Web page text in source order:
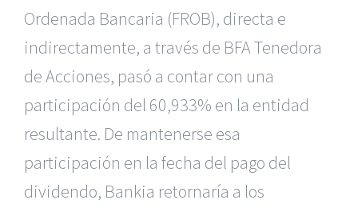
Ordenada Bancaria (FROB), directa e
indirectamente, a través de BFA Tenedora
de Acciones, pasó a contar con una
participación del 60,933% en la entidad
resultante. De mantenerse esa
participación en la fecha del pago del
dividendo, Bankia retornaría a los